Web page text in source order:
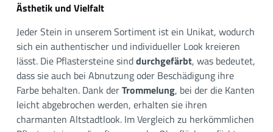
Ästhetik und Vielfalt
Jeder Stein in unserem Sortiment ist ein Unikat, wodurch
sich ein authentischer und individueller Look kreieren
lässt. Die Pflastersteine sinddurchgefärbt, was bedeutet,
dass sie auch bei Abnutzung oder Beschädigung ihre
Farbe behalten. Dank derTrommelung, bei der die Kanten
leicht abgebrochen werden, erhalten sie ihren
charmanten Altstadtlook. Im Vergleich zu herkömmlichen